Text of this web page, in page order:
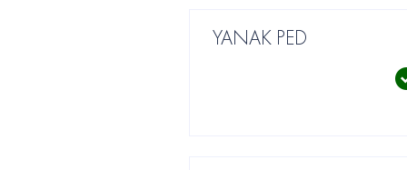
YANAK PED